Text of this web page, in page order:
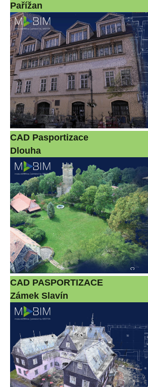
Pařížan
CAD Pasportizace
Dlouha
CAD PASPORTIZACE
Zámek Slavín